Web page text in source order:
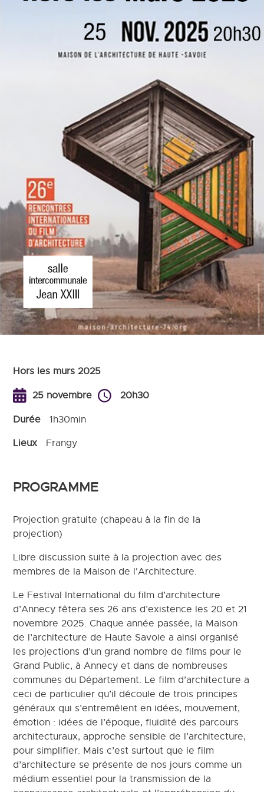
Hors les murs 2025
25 novembre 20h30
Durée1h30min
Lieux Frangy
PROGRAMME
Projection gratuite (chapeau à la fin de la
projection)
Libre discussion suite à la projection avec des
membres de la Maison de l'Architecture.
Le Festival International du film d’architecture
d’Annecy fêtera ses 26 ans d’existence les 20 et 21
novembre 2025. Chaque année passée, la Maison
de l’architecture de Haute Savoie a ainsi organisé
les projections d’un grand nombre de films pour le
Grand Public, à Annecy et dans de nombreuses
communes du Département. Le film d’architecture a
ceci de particulier qu’il découle de trois principes
généraux qui s’entremêlent en idées, mouvement,
émotion : idées de l’époque, fluidité des parcours
architecturaux, approche sensible de l’architecture,
pour simplifier. Mais c’est surtout que le film
d’architecture se présente de nos jours comme un
médium essentiel pour la transmission de la